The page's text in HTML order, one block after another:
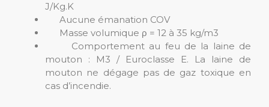
J/Kg.K
Aucune émanation COV
Masse volumique ρ = 12 à 35 kg/m3
Comportement au feu de la laine de
mouton : M3 / Euroclasse E. La laine de
mouton ne dégage pas de gaz toxique en
cas d’incendie.